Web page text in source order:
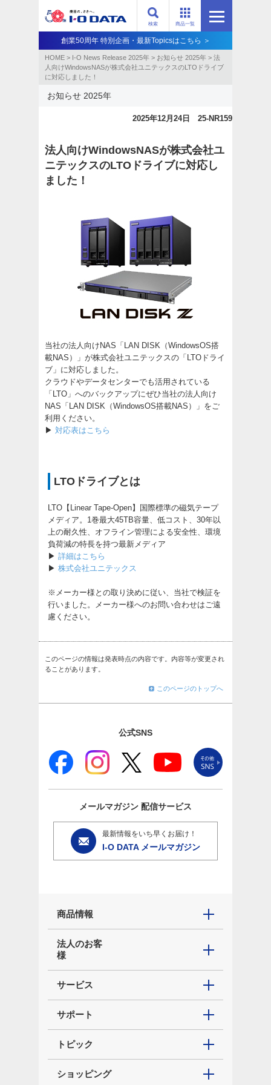
商品一覧
検索
創業50周年 特別企画・最新Topicsはこちら ＞
HOME > I-O News Release 2025年 > お知らせ 2025年 > 法
人向けWindowsNASが株式会社ユニテックスのLTOドライブ
に対応しました！
お知らせ 2025年
2025年12月24日 25-NR159
法人向けWindowsNASが株式会社ユ
ニテックスのLTOドライブに対応し
ました！
当社の法人向けNAS「LAN DISK（WindowsOS搭
載NAS）」が株式会社ユニテックスの「LTOドライ
ブ」に対応しました。
クラウドやデータセンターでも活用されている
「LTO」へのバックアップにぜひ当社の法人向け
NAS「LAN DISK（WindowsOS搭載NAS）」をご
利用ください。
▶ 対応表はこちら
LTOドライブとは
LTO【Linear Tape-Open】国際標準の磁気テープ
メディア。1巻最大45TB容量、低コスト、30年以
上の耐久性、オフライン管理による安全性、環境
負荷減の特長を持つ最新メディア
▶ 詳細はこちら
▶ 株式会社ユニテックス
※メーカー様との取り決めに従い、当社で検証を
行いました。メーカー様へのお問い合わせはご遠
慮ください。
このページの情報は発表時点の内容です。内容等が変更され
ることがあります。
このページのトップへ
公式SNS
メールマガジン 配信サービス
最新情報をいち早くお届け！
I-O DATA メールマガジン
商品情報
法人のお客
様
サービス
サポート
トピック
ショッピング